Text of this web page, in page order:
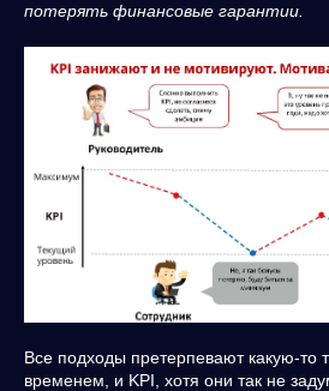
потерять финансовые гарантии.
Все подходы претерпевают какую-
временем, и KPI, хотя они так не